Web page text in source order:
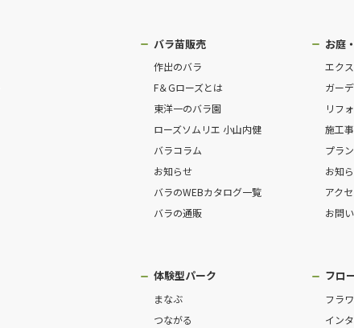
バラ苗販売
作出のバラ
F＆Gローズとは
東洋一のバラ園
ローズソムリエ 小山内健
バラコラム
お知らせ
バラのWEBカタログ一覧
バラの通販
お庭
エク
ガー
リフ
施工
プラ
お知
アク
お問
体験型パーク
まなぶ
つながる
フロ
フラ
イン